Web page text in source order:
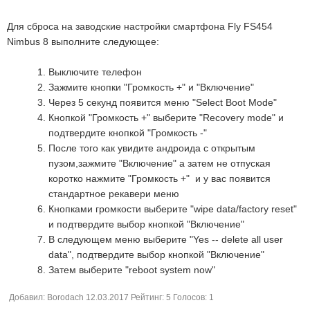
Для сброса на заводские настройки смартфона Fly FS454
Nimbus 8 выполните следующее:
Выключите телефон
Зажмите кнопки "Громкость +" и "Включение"
Через 5 секунд появится меню "Select Boot Mode"
Кнопкой "Громкость +" выберите "Recovery mode" и
подтвердите кнопкой "Громкость -"
После того как увидите андроида с открытым
пузом,зажмите "Включение" а затем не отпуская
коротко нажмите "Громкость +" и у вас появится
стандартное рекавери меню
Кнопками громкости выберите "wipe data/factory reset"
и подтвердите выбор кнопкой "Включение"
В следующем меню выберите "Yes -- delete all user
data", подтвердите выбор кнопкой "Включение"
Затем выберите "reboot system now"
Добавил: Borodach 12.03.2017 Рейтинг: 5 Голосов: 1